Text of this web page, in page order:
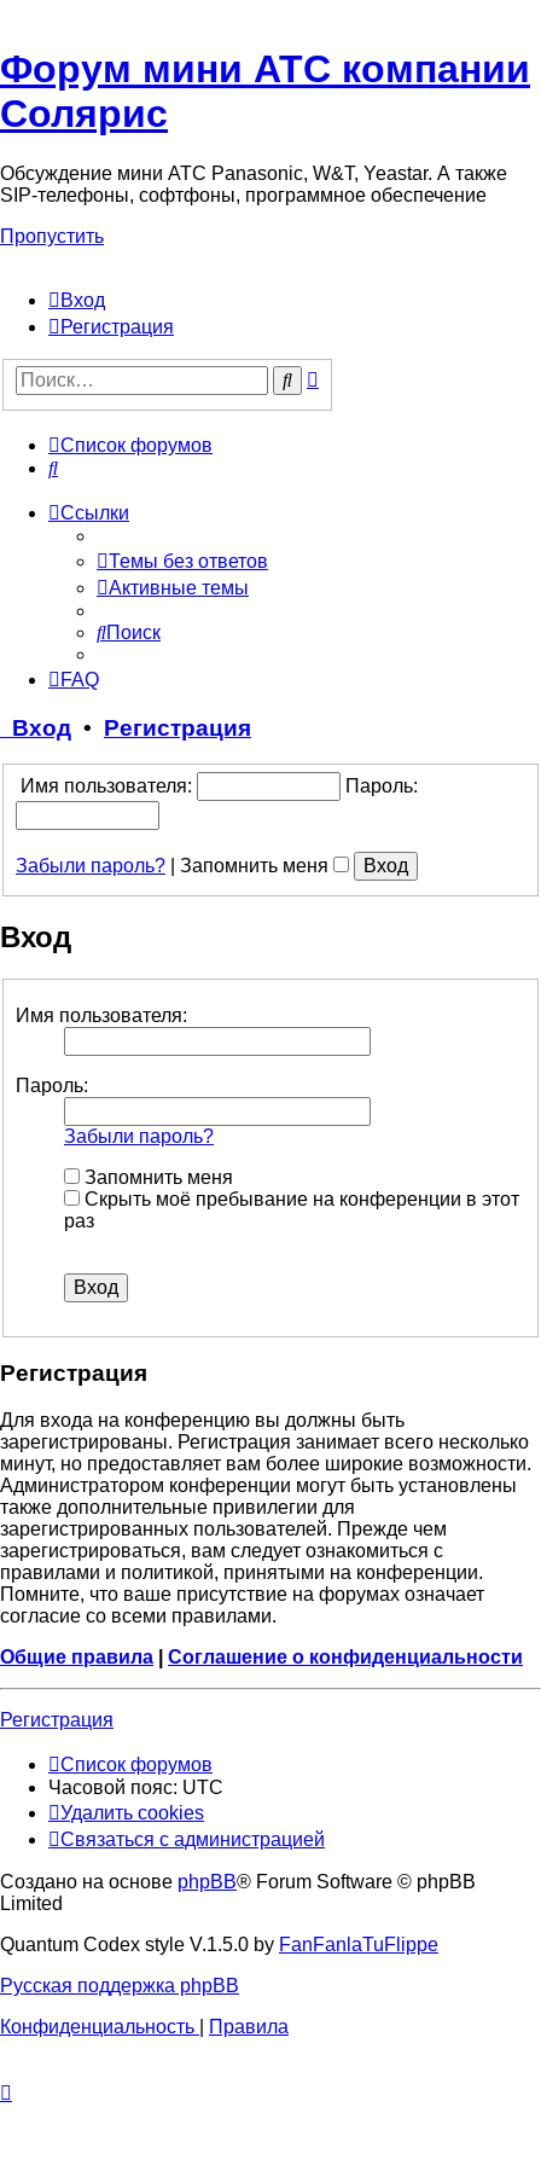
Форум мини АТС компании
Солярис
Обсуждение мини АТС Panasonic, W&T, Yeastar. А также
SIP-телефоны, софтфоны, программное обеспечение
Пропустить
Вход
Регистрация
Поиск
Список форумов
Поиск
Ссылки
Темы без ответов
Активные темы
Поиск
FAQ
Вход • Регистрация
Имя пользователя: Пароль:
Забыли пароль? Запомнить меня
Вход
Имя пользователя:
Пароль:
Забыли пароль?
Запомнить меня
Скрыть моё пребывание на конференции в этот
раз
Регистрация
Для входа на конференцию вы должны быть
зарегистрированы. Регистрация занимает всего несколько
минут, но предоставляет вам более широкие возможности.
Администратором конференции могут быть установлены
также дополнительные привилегии для
зарегистрированных пользователей. Прежде чем
зарегистрироваться, вам следует ознакомиться с
правилами и политикой, принятыми на конференции.
Помните, что ваше присутствие на форумах означает
согласие со всеми правилами.
Общие правила
Соглашение о конфиденциальности
Регистрация
Список форумов
Часовой пояс: UTC
Удалить cookies
Связаться с администрацией
Создано на основе phpBB® Forum Software © phpBB
Limited
Quantum Codex style V.1.5.0 by FanFanlaTuFlippe
Русская поддержка phpBB
Конфиденциальность
Правила